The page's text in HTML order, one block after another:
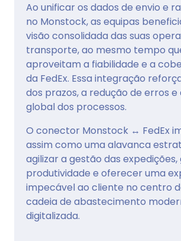
Ao unificar os dados de envio e
no Monstock, as equipas
visão consolidada das suas
transporte, ao mesmo tempo
aproveitam a fiabilidade e a
da FedEx. Essa integração
dos prazos, a redução de erros
global dos processos.
O conector Monstock ↔ FedEx
assim como uma alavanca
agilizar a gestão das
produtividade e oferecer uma
impecável ao cliente no centro
cadeia de abastecimento
digitalizada.